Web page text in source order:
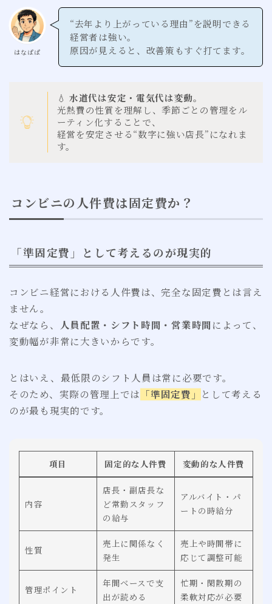
はなぱぱ
“去年より上がっている理由”を説明できる
経営者は強い。
原因が見えると、改善策もすぐ打てます。
💧水道代は安定・電気代は変動。
光熱費の性質を理解し、季節ごとの管理をル
ーティン化することで、
経営を安定させる“数字に強い店長”になれま
す。
コンビニの人件費は固定費か？
「準固定費」として考えるのが現実的
コンビニ経営における人件費は、完全な固定費とは言え
ません。
なぜなら、
人員配置・シフト時間・営業時間によって、
変動幅が非常に大きいからです。
とはいえ、最低限のシフト人員は常に必要です。
そのため、実際の管理上では 「準固定費」 として考える
のが最も現実的です。
項目 固定的な人件費 変動的な人件費
内容
店長・副店長な
ど常勤スタッフ
の給与
アルバイト・パ
ートの時給分
性質
売上に関係なく
発生
売上や時間帯に
応じて調整可能
管理ポイント
年間ベースで支
出が読める
忙期・閑散期の
柔軟対応が必要